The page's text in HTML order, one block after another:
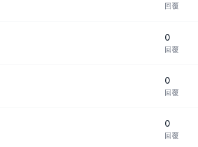
回覆
0
回覆
0
回覆
0
回覆